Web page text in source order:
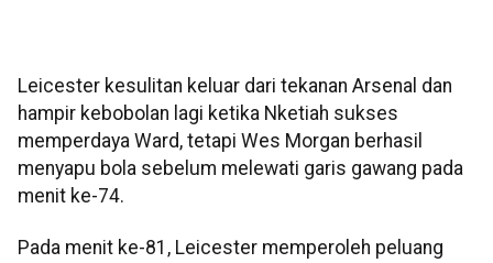
Leicester kesulitan keluar dari tekanan Arsenal dan
hampir kebobolan lagi ketika Nketiah sukses
memperdaya Ward, tetapi Wes Morgan berhasil
menyapu bola sebelum melewati garis gawang pada
menit ke-74.
Pada menit ke-81, Leicester memperoleh peluang